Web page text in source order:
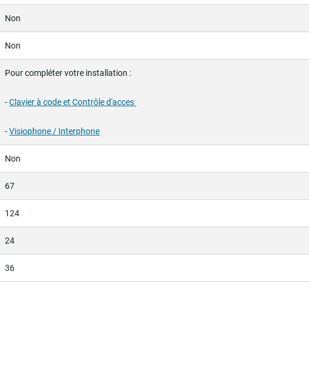
Non
Non
Pour compléter votre installation :
-Clavier à code et Contrôle d'acces
-Visiophone / Interphone
Non
67
124
24
36